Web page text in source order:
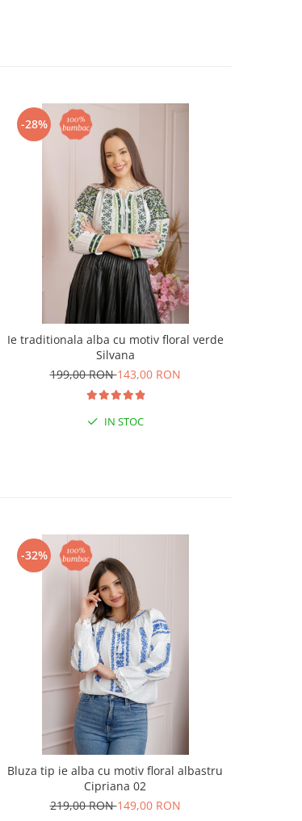
-28%
Ie traditionala alba cu motiv floral verde
Silvana
199,00 RON143,00 RON
IN STOC
-32%
Bluza tip ie alba cu motiv floral albastru
Cipriana 02
219,00 RON149,00 RON